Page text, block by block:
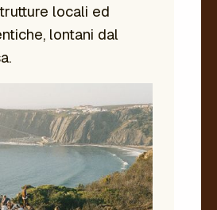
locali ed
lontani dal